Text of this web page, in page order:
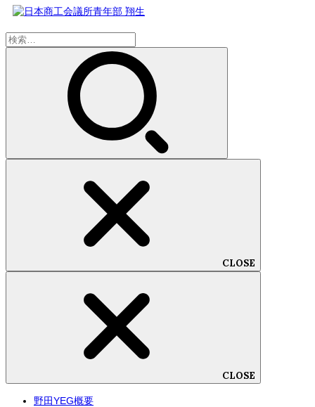
検
索:
CLOSE
CLOSE
野田YEG概要